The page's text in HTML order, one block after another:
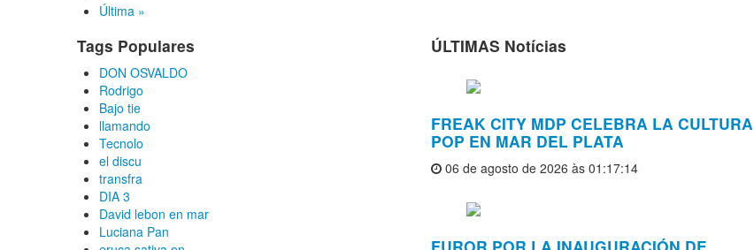
Última »
Tags Populares
DON OSVALDO
Rodrigo
Bajo tie
llamando
Tecnolo
el discu
transfra
DIA 3
David lebon en mar
Luciana Pan
ÚLTIMAS Notícias
FREAK CITY MDP CELEBRA LA CULTURA
POP EN MAR DEL PLATA
06 de agosto de 2026 às 01:17:14